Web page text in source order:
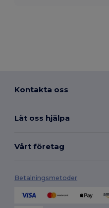
Kontakta oss
Låt oss hjälpa
Vårt företag
Betalningsmetoder